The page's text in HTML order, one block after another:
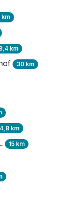
km
km
30 km
km
15 km